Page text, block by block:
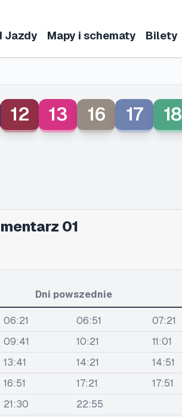
Jazdy Mapy i schematy Bilety
12 13 16 17 18
01
Dni powszednie
06:21 06:51 07:21
09:41 10:21 11:01
13:41 14:21 14:51
16:51 17:21 17:51
21:30
22:55